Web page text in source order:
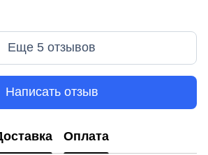
Еще 5 отзывов
Написать отзыв
Оплата